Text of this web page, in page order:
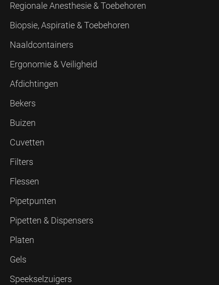
Regionale Anesthesie & Toebehoren
Biopsie, Aspiratie & Toebehoren
Naaldcontainers
Ergonomie & Veiligheid
Afdichtingen
Bekers
Buizen
Cuvetten
Filters
Flessen
Pipetpunten
Pipetten & Dispensers
Platen
Gels
Speekselzuigers